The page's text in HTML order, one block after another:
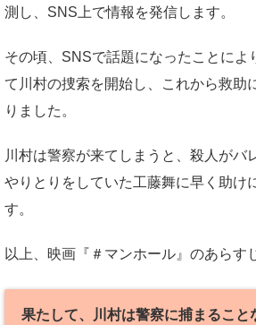
測し、SNS上で情報を発信します。
その頃、SNSで話題になったことによ
て川村の捜索を開始し、これから救助
りました。
川村は警察が来てしまうと、殺人がバ
やりとりをしていた工藤舞に早く助け
す。
以上、映画『＃マンホール』のあらす
果たして、川村は警察に捕まること